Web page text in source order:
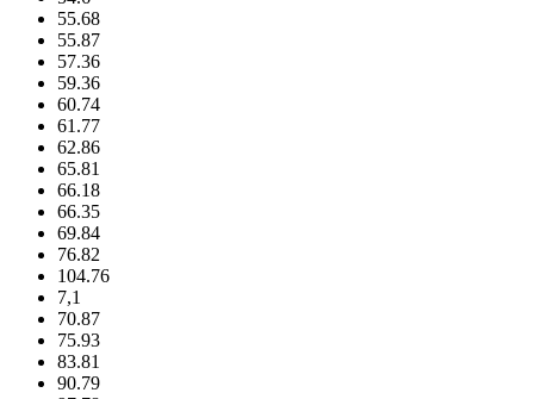
55.68
55.87
57.36
59.36
60.74
61.77
62.86
65.81
66.18
66.35
69.84
76.82
104.76
7,1
70.87
75.93
83.81
90.79